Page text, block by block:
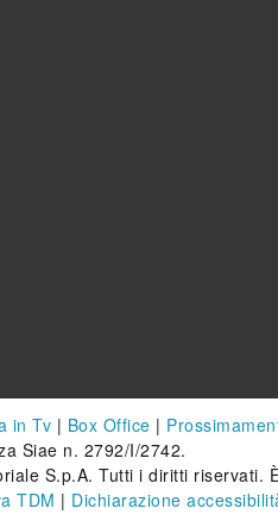
in Tv | Box Office |
Siae n. 2792/I/2742.
S.p.A. Tutti i diritti riservati.
TDM | Dichiarazione